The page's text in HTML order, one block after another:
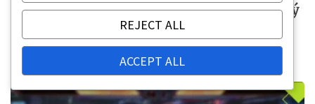
Funkce Season Passu Tekken 8: Zahrnutý
obsah, Výhody, Jak uplatnit
13/03/2026
REJECT ALL
ACCEPT ALL